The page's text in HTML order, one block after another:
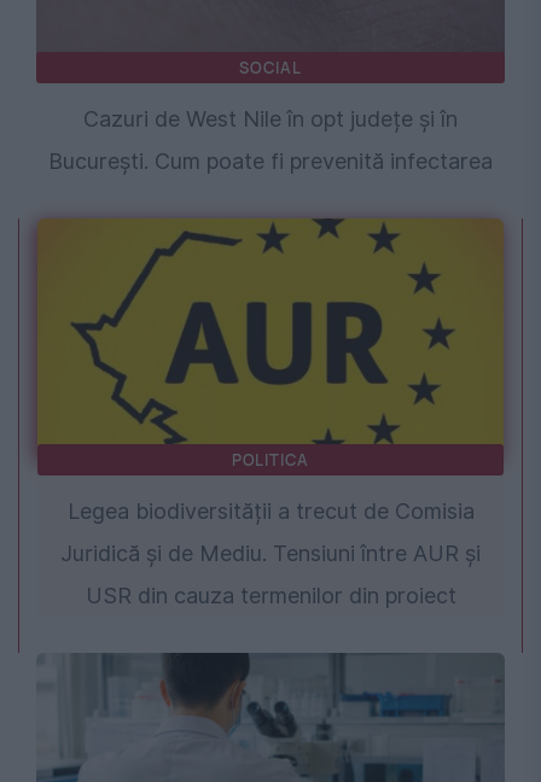
SOCIAL
Cazuri de West Nile în opt județe și în
București. Cum poate fi prevenită infectarea
POLITICA
Legea biodiversității a trecut de Comisia
Juridică și de Mediu. Tensiuni între AUR și
USR din cauza termenilor din proiect